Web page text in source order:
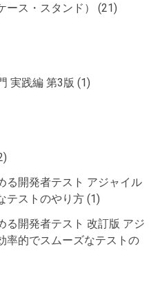
ス・スタンド）
(21)
実践編 第3版 (1)
る開発者テスト アジャイル
テストのやり方 (1)
る開発者テスト 改訂版 アジ
率的でスムーズなテストの